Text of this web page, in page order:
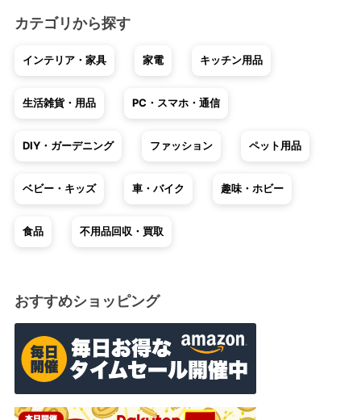
カテゴリから探す
インテリア・家具 家電 キッチン用品
生活雑貨・用品 PC・スマホ・通信
DIY・ガーデニング ファッション ペット用品
ベビー・キッズ 車・バイク 趣味・ホビー
食品 不用品回収・買取
おすすめショッピング